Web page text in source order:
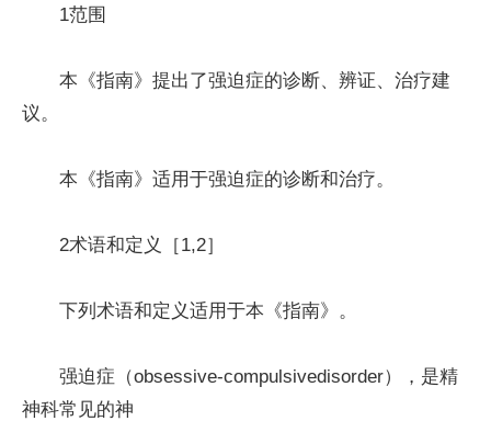
1范围
本《指南》提出了强迫症的诊断、辨证、治疗建
议。
本《指南》适用于强迫症的诊断和治疗。
2术语和定义［1,2］
下列术语和定义适用于本《指南》。
强迫症（obsessive-compulsivedisorder），是精
神科常见的神